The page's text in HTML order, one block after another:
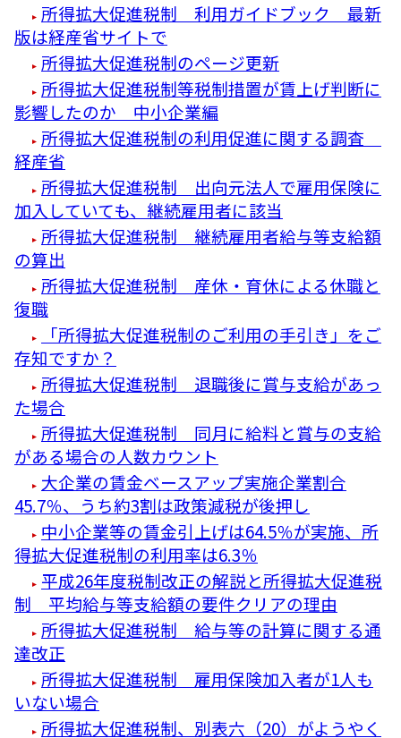
所得拡大促進税制 利用ガイドブック 最新
版は経産省サイトで
所得拡大促進税制のページ更新
所得拡大促進税制等税制措置が賃上げ判断に
影響したのか 中小企業編
所得拡大促進税制の利用促進に関する調査
経産省
所得拡大促進税制 出向元法人で雇用保険に
加入していても、継続雇用者に該当
所得拡大促進税制 継続雇用者給与等支給額
の算出
所得拡大促進税制 産休・育休による休職と
復職
「所得拡大促進税制のご利用の手引き」をご
存知ですか？
所得拡大促進税制 退職後に賞与支給があっ
た場合
所得拡大促進税制 同月に給料と賞与の支給
がある場合の人数カウント
大企業の賃金ベースアップ実施企業割合
45.7％、うち約3割は政策減税が後押し
中小企業等の賃金引上げは64.5％が実施、所
得拡大促進税制の利用率は6.3％
平成26年度税制改正の解説と所得拡大促進税
制 平均給与等支給額の要件クリアの理由
所得拡大促進税制 給与等の計算に関する通
達改正
所得拡大促進税制 雇用保険加入者が1人も
いない場合
所得拡大促進税制、別表六（20）がようやく